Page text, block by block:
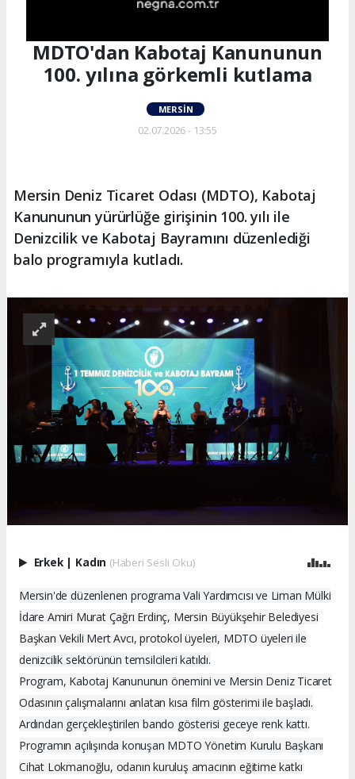
MDTO'dan Kabotaj Kanununun
100. yılına görkemli kutlama
MERSIN
02.07.2026 - 13:55
Mersin Deniz Ticaret Odası (MDTO), Kabotaj
Kanununun yürürlüğe girişinin 100. yılı ile
Denizcilik ve Kabotaj Bayramını düzenlediği
balo programıyla kutladı.
Erkek | Kadın (Haberi Sesli Oku)
Mersin'de düzenlenen programa Vali Yardımcısı ve Liman Mülki
İdare Amiri Murat Çağrı Erdinç, Mersin Büyükşehir Belediyesi
Başkan Vekili Mert Avcı, protokol üyeleri, MDTO üyeleri ile
denizcilik sektörünün temsilcileri katıldı.
Program, Kabotaj Kanununun önemini ve Mersin Deniz Ticaret
Odasının çalışmalarını anlatan kısa film gösterimi ile başladı.
Ardından gerçekleştirilen bando gösterisi geceye renk kattı.
Programın açılışında konuşan MDTO Yönetim Kurulu Başkanı
Cihat Lokmanoğlu, odanın kuruluş amacının eğitime katkı